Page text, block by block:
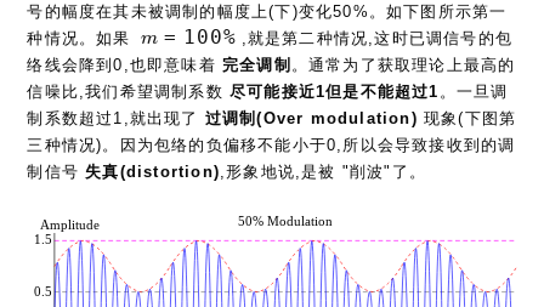
号的幅度在其未被调制的幅度上(下)变化50%。如下图所示第一
种情况。如果
m=100\%
m = 100% ,就是第二种情况,这时已调信号的包
络线会降到0,也即意味着完全调制 。通常为了获取理论上最高的
信噪比,我们希望调制系数尽可能接近1但是不能超过1 。一旦调
制系数超过1,就出现了 过调制(Over modulation) 现象(下图第
三种情况)。因为包络的负偏移不能小于0,所以会导致接收到的调
制信号失真(distortion),形象地说,是被 "削波"了。